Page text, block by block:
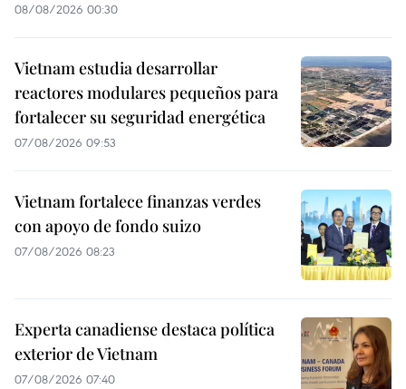
08/08/2026 00:30
Vietnam estudia desarrollar
reactores modulares pequeños para
fortalecer su seguridad energética
07/08/2026 09:53
Vietnam fortalece finanzas verdes
con apoyo de fondo suizo
07/08/2026 08:23
Experta canadiense destaca política
exterior de Vietnam
07/08/2026 07:40